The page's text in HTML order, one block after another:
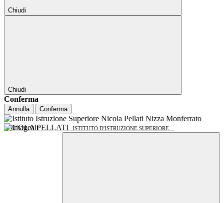
Chiudi
Chiudi
Conferma
Annulla Conferma
NICOLA PELLATI ISTITUTO D'ISTRUZIONE SUPERIORE